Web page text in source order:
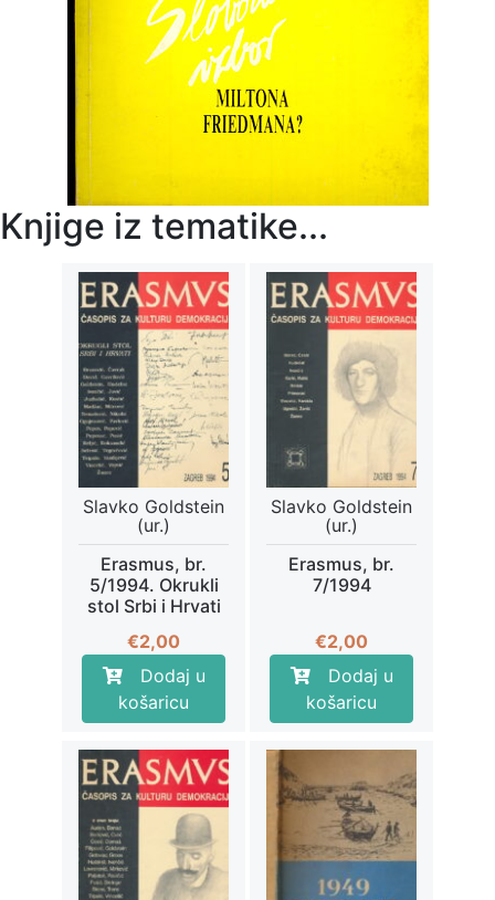
Knjige iz tematike...
Slavko Goldstein
(ur.)
Erasmus, br.
5/1994. Okrukli
stol Srbi i Hrvati
€2,00
Dodaj u
košaricu
Slavko Goldstein
(ur.)
Erasmus, br.
7/1994
€2,00
Dodaj u
košaricu